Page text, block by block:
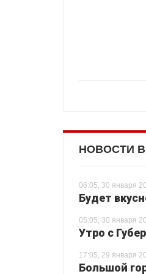
НОВОСТИ
06:05, 30 января
Будет
05:05, 30 января
Утро с
17:05, 29 января
Большой